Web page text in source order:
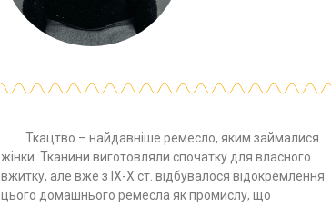
Ткацтво – найдавніше ремесло, яким займалися
жінки. Тканини виготовляли спочатку для власного
вжитку, але вже з ІХ-Х ст. відбувалося відокремлення
цього домашнього ремесла як промислу, що